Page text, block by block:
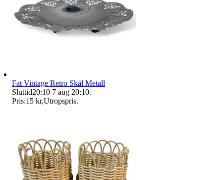
Fat Vintage Retro Skål Metall
Sluttid20:10 7 aug 20:10.
Pris:15 kr,Utropspris.